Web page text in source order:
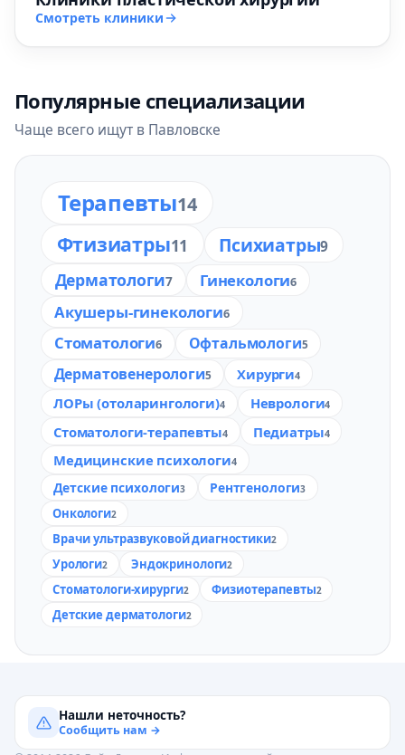
Смотреть клиники
Популярные специализации
Чаще всего ищут в Павловске
Терапевты14
Фтизиатры11 Психиатры9
Дерматологи7 Гинекологи6
Акушеры-гинекологи6
Стоматологи6 Офтальмологи5
Дерматовенерологи5 Хирурги4
ЛОРы (отоларингологи)4 Неврологи4
Стоматологи-терапевты4 Педиатры4
Медицинские психологи4
Детские психологи3 Рентгенологи3
Онкологи2
Врачи ультразвуковой диагностики2
Урологи2 Эндокринологи2
Стоматологи-хирурги2 Физиотерапевты2
Детские дерматологи2
Нашли неточность?
Сообщить нам →